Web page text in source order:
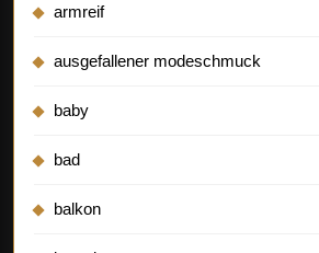
armreif
ausgefallener modeschmuck
baby
bad
balkon